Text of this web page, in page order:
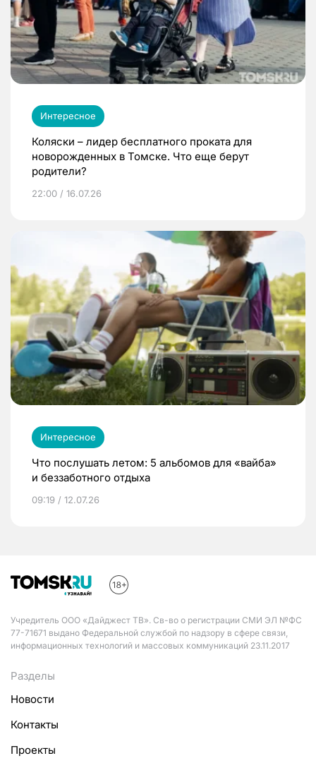
Интересное
Коляски – лидер бесплатного проката для
новорожденных в Томске. Что еще берут
родители?
22:00 / 16.07.26
Интересное
Что послушать летом: 5 альбомов для «вайба»
и беззаботного отдыха
09:19 / 12.07.26
Учредитель ООО «Дайджест ТВ». Св-во о регистрации СМИ ЭЛ №ФС
77-71671 выдано Федеральной службой по надзору в сфере связи,
информационных технологий и массовых коммуникаций 23.11.2017
Разделы
Новости
Контакты
Проекты